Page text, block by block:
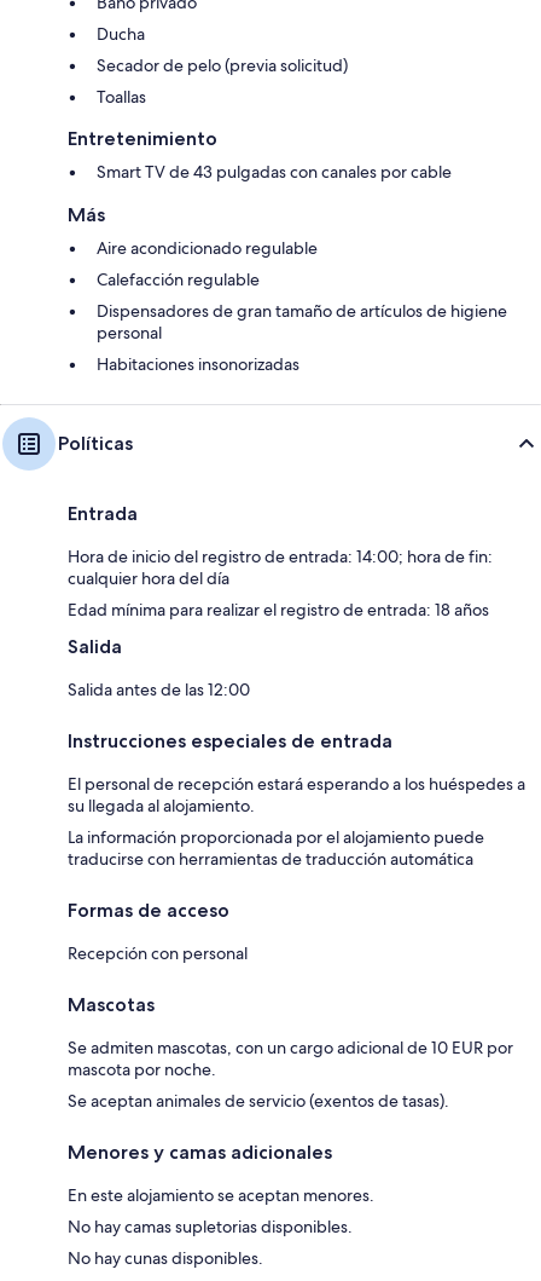
Ducha
Secador de pelo (previa solicitud)
Toallas
Entretenimiento
Smart TV de 43 pulgadas con canales por cable
Más
Aire acondicionado regulable
Calefacción regulable
Dispensadores de gran tamaño de artículos de higiene
personal
Habitaciones insonorizadas
Políticas
Entrada
Hora de inicio del registro de entrada: 14:00; hora de fin:
cualquier hora del día
Edad mínima para realizar el registro de entrada: 18 años
Salida
Salida antes de las 12:00
Instrucciones especiales de entrada
El personal de recepción estará esperando a los huéspedes a
su llegada al alojamiento.
La información proporcionada por el alojamiento puede
traducirse con herramientas de traducción automática
Formas de acceso
Recepción con personal
Mascotas
Se admiten mascotas, con un cargo adicional de 10 EUR por
mascota por noche.
Se aceptan animales de servicio (exentos de tasas).
Menores y camas adicionales
En este alojamiento se aceptan menores.
No hay camas supletorias disponibles.
No hay cunas disponibles.